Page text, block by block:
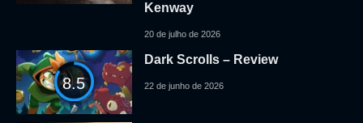
Kenway
20 de julho de 2026
8.5
Dark Scrolls – Review
22 de junho de 2026